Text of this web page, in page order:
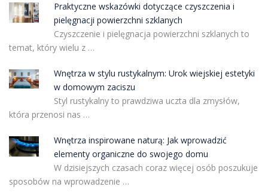
Praktyczne wskazówki dotyczące czyszczenia i
pielęgnacji powierzchni szklanych
Czyszczenie i pielęgnacja powierzchni szklanych to
temat, który wielu z …
Wnętrza w stylu rustykalnym: Urok wiejskiej estetyki
w domowym zaciszu
Styl rustykalny to prawdziwa uczta dla zmysłów,
która przenosi nas …
Wnętrza inspirowane naturą: Jak wprowadzić
elementy organiczne do swojego domu
W dzisiejszych czasach coraz więcej osób poszukuje
sposobów na wprowadzenie …